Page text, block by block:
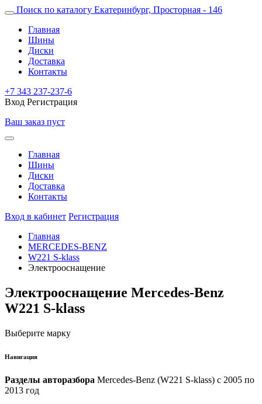
Поиск по каталогу Екатеринбург, Просторная - 146
Главная
Шины
Диски
Доставка
Контакты
+7 343 237-237-6
Вход Регистрация
Ваш заказ пуст
Главная
Шины
Диски
Доставка
Контакты
Вход в кабинет Регистрация
Главная
MERCEDES-BENZ
W221 S-klass
Электрооснащение
Электрооснащение Mercedes-Benz
W221 S-klass
Выберите марку
Навигация
Разделы авторазбора Mercedes-Benz (W221 S-klass) с 2005 по
2013 год